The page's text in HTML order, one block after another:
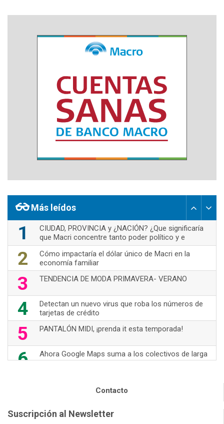
Más leídos
1
CIUDAD, PROVINCIA y ¿NACIÓN? ¿Que significaría
que Macri concentre tanto poder político y e
2
Cómo impactaría el dólar único de Macri en la
economía familiar
3 TENDENCIA DE MODA PRIMAVERA- VERANO
4
Detectan un nuevo virus que roba los números de
tarjetas de crédito
5 PANTALÓN MIDI, ¡prenda it esta temporada!
6
Ahora Google Maps suma a los colectivos de larga
distancia
8
Contacto
Suscripción al Newsletter